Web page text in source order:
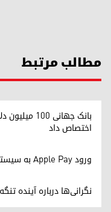
مطالب مرتبط
بانک جهانی
اختصاص داد
ورود Apple Pay به سیستم بانکی اقلیم کوردستان و عراق
نگرانی‌ها درباره آینده